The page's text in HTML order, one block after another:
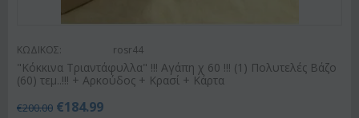
ΚΩΔΙΚΟΣ: rosr44
"Κόκκινα Τριαντάφυλλα" !!! Αγάπη χ 60 !!! (1) Πολυτελές Βάζο
(60) τεμ..!!! + Αρκούδος + Κρασί + Κάρτα
€200.00 €184.99